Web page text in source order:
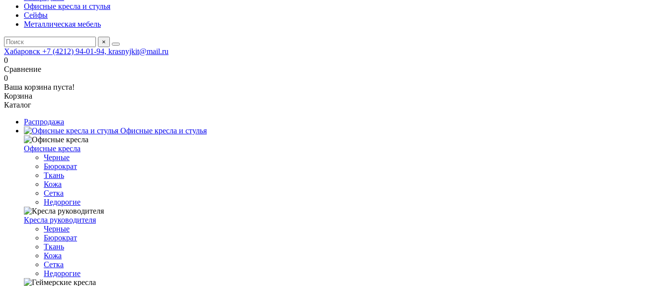
Офисные кресла и стулья
Сейфы
Металлическая мебель
×
Хабаровск +7 (4212) 94-01-94, krasnyjkit@mail.ru
0
Сравнение
0
Ваша корзина пуста!
Корзина
Каталог
Распродажа
Офисные кресла и стулья
Офисные кресла
Черные
Бюрократ
Ткань
Кожа
Сетка
Недорогие
Кресла руководителя
Черные
Бюрократ
Ткань
Кожа
Сетка
Недорогие